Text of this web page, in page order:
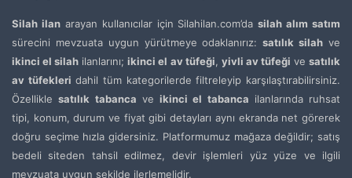
Silah ilanarayan kullanıcılar için Silahilan.com’dasilah alım satım
sürecini mevzuata uygun yürütmeye odaklanırız:satılık silah ve
ikinci el silah ilanlarını;ikinci el av tüfeği, yivli av tüfeği vesatılık
av tüfekleri dahil tüm kategorilerde filtreleyip karşılaştırabilirsiniz.
Özelliklesatılık tabanca ve ikinci el tabanca ilanlarında ruhsat
tipi, konum, durum ve fiyat gibi detayları aynı ekranda net görerek
doğru seçime hızla gidersiniz. Platformumuz mağaza değildir; satış
bedeli siteden tahsil edilmez, devir işlemleri yüz yüze ve ilgili
mevzuata uygun şekilde ilerlemelidir.